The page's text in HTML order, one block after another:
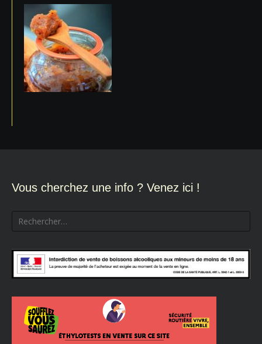
Vous cherchez une info ? Venez ici !
Rechercher :